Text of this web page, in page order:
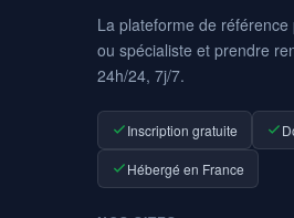
La plateforme de
ou spécialiste et prendre
24h/24, 7j/7.
Inscription gratuite
Hébergé en France